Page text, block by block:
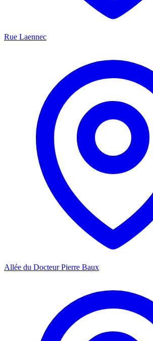
Rue Laennec
Allée du Docteur Pierre Baux